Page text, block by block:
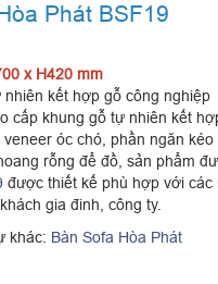
Phát BSF19
x H420 mm
nhiên kết hợp gỗ công nghiệp
cấp khung gỗ tự nhiên kết
óc chó, phần ngăn
rỗng để đồ, sản phẩm
được thiết kế phù hợp với
gia đinh, công ty.
khác: Bàn Sofa Hòa Phát